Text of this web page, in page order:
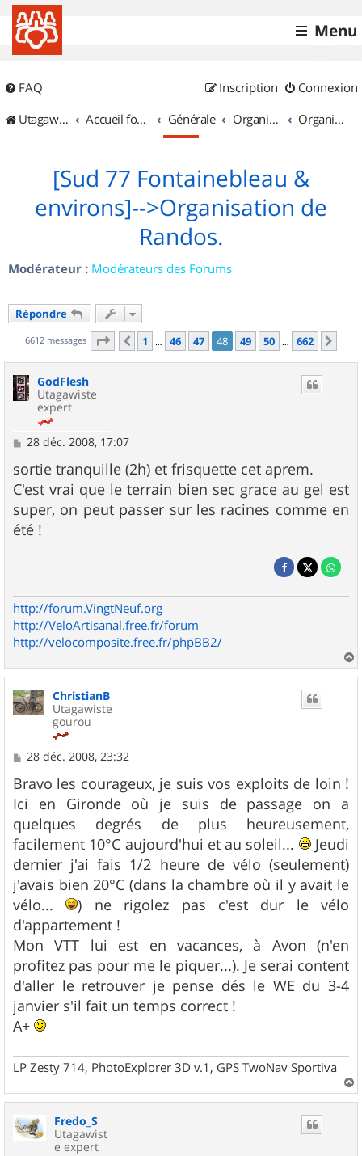
Menu
FAQ Connexion
Inscription
UtagawaVTT (Randos VTT et VTTAE avec traces GPS)
Accueil forum Générale Organisation de sorties & Recherche de partenaires Organisation de sorties en région Île de France
[Sud 77 Fontainebleau &
environs]-->Organisation de
Randos.
Modérateur : Modérateurs des Forums
Répondre
6612 messages Page 48 sur662
Précédent
1 … 46 47 48 49 50 … 662
GodFlesh
Utagawiste
expert
M
s
s
a
g
e
28 déc. 2008, 17:07
sortie tranquille (2h) et frisquette cet aprem.
C'est vrai que le terrain bien sec grace au gel est
super, on peut passer sur les racines comme en
été !
http://forum.VingtNeuf.org
http://VeloArtisanal.free.fr/forum
http://velocomposite.free.fr/phpBB2/
a
u
ChristianB
Utagawiste
gourou
M
s
s
a
g
e
28 déc. 2008, 23:32
Bravo les courageux, je suis vos exploits de loin !
Ici en Gironde où je suis de passage on a
quelques degrés de plus heureusement,
facilement 10°C aujourd'hui et au soleil...
Jeudi
dernier j'ai fais 1/2 heure de vélo (seulement)
j'avais bien 20°C (dans la chambre où il y avait le
vélo...
) ne rigolez pas c'est dur le vélo
d'appartement !
Mon VTT lui est en vacances, à Avon (n'en
profitez pas pour me le piquer...). Je serai content
d'aller le retrouver je pense dés le WE du 3-4
janvier s'il fait un temps correct !
A+
LP Zesty 714, PhotoExplorer 3D v.1, GPS TwoNav Sportiva
a
Fredo_S
Utagawist
e expert